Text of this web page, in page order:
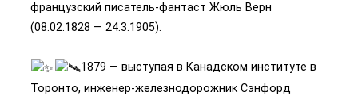
французский писатель-фантаст Жюль Верн
(08.02.1828 — 24.3.1905).
1879 — выступая в Канадском институте в
Торонто, инженер-железнодорожник Сэнфорд